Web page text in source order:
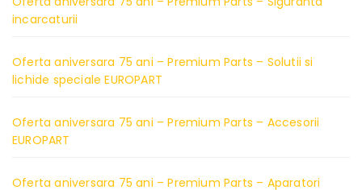
incarcaturii
Oferta aniversara 75 ani – Premium Parts – Solutii si
lichide speciale EUROPART
Oferta aniversara 75 ani – Premium Parts – Accesorii
EUROPART
Oferta aniversara 75 ani – Premium Parts – Aparatori